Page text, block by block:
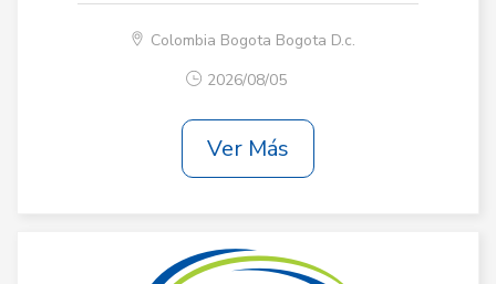
Colombia Bogota Bogota D.c.
2026/08/05
Ver Más